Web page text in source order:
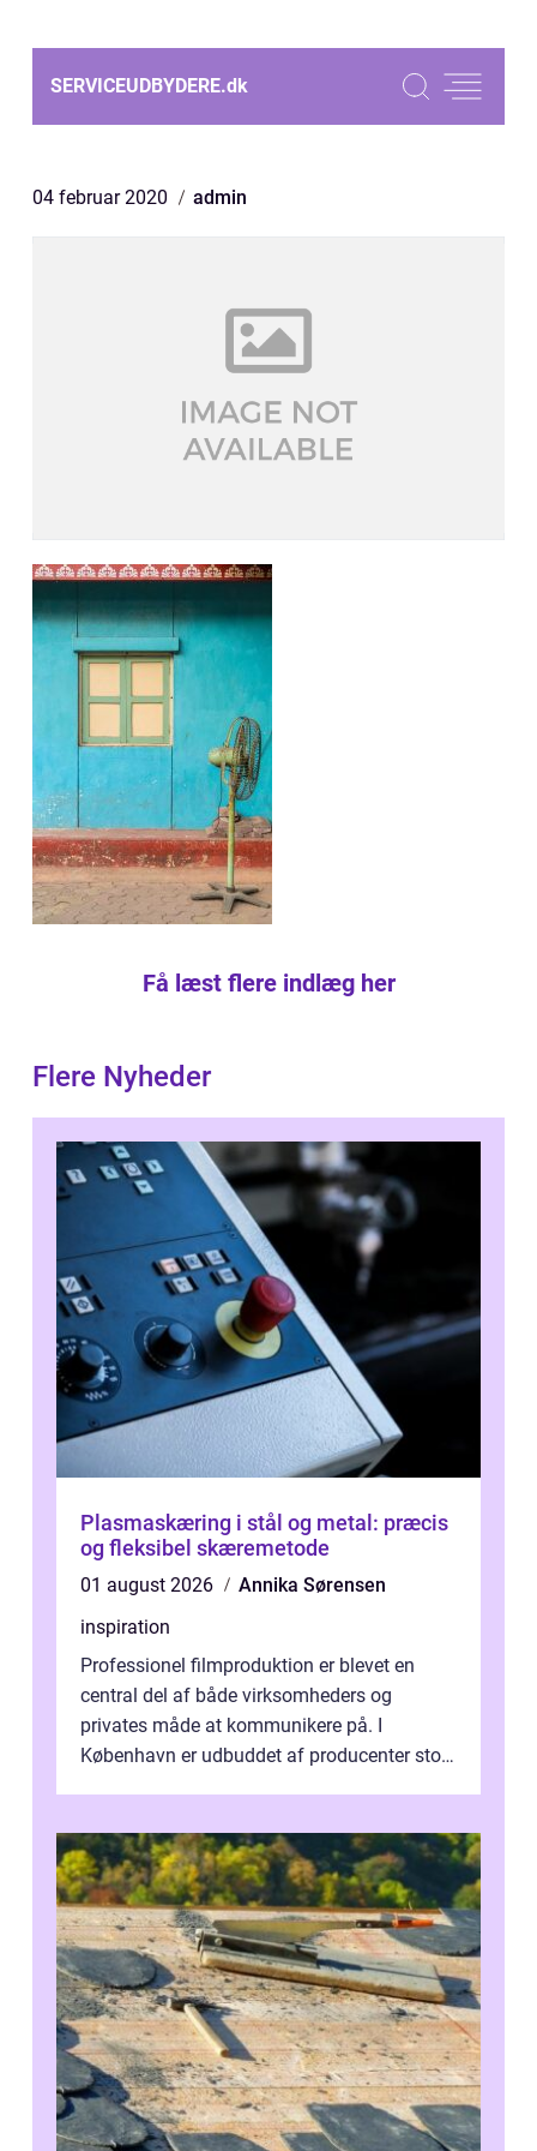
SERVICEUDBYDERE.dk
04 februar 2020 admin
Få læst flere indlæg her
Flere Nyheder
Plasmaskæring i stål og metal: præcis
og fleksibel skæremetode
01 august 2026
Annika Sørensen
inspiration
Professionel filmproduktion er blevet en
central del af både virksomheders og
privates måde at kommunikere på. I
København er udbuddet af producenter stort,